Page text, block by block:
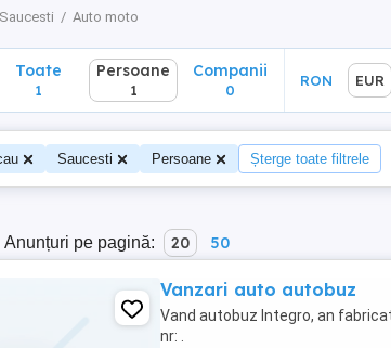
Saucesti Auto moto
Toate
1
Persoane
1
Companii
0
RON EUR
Saucesti Persoane Șterge toate filtrele
Anunțuri pe pagină: 20 50
Vanzari auto autobuz
Vand autobuz Integro, an
nr: .